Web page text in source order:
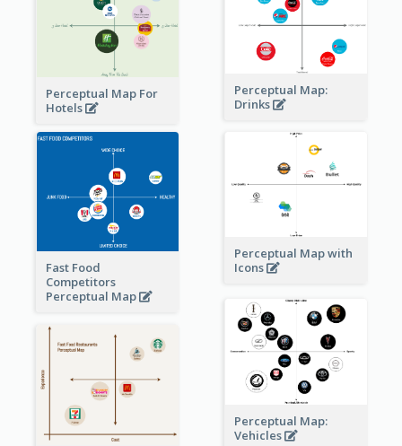
Perceptual Map For
Hotels
Perceptual Map:
Drinks
Fast Food
Competitors
Perceptual Map
Perceptual Map with
Icons
Perceptual Map:
Vehicles